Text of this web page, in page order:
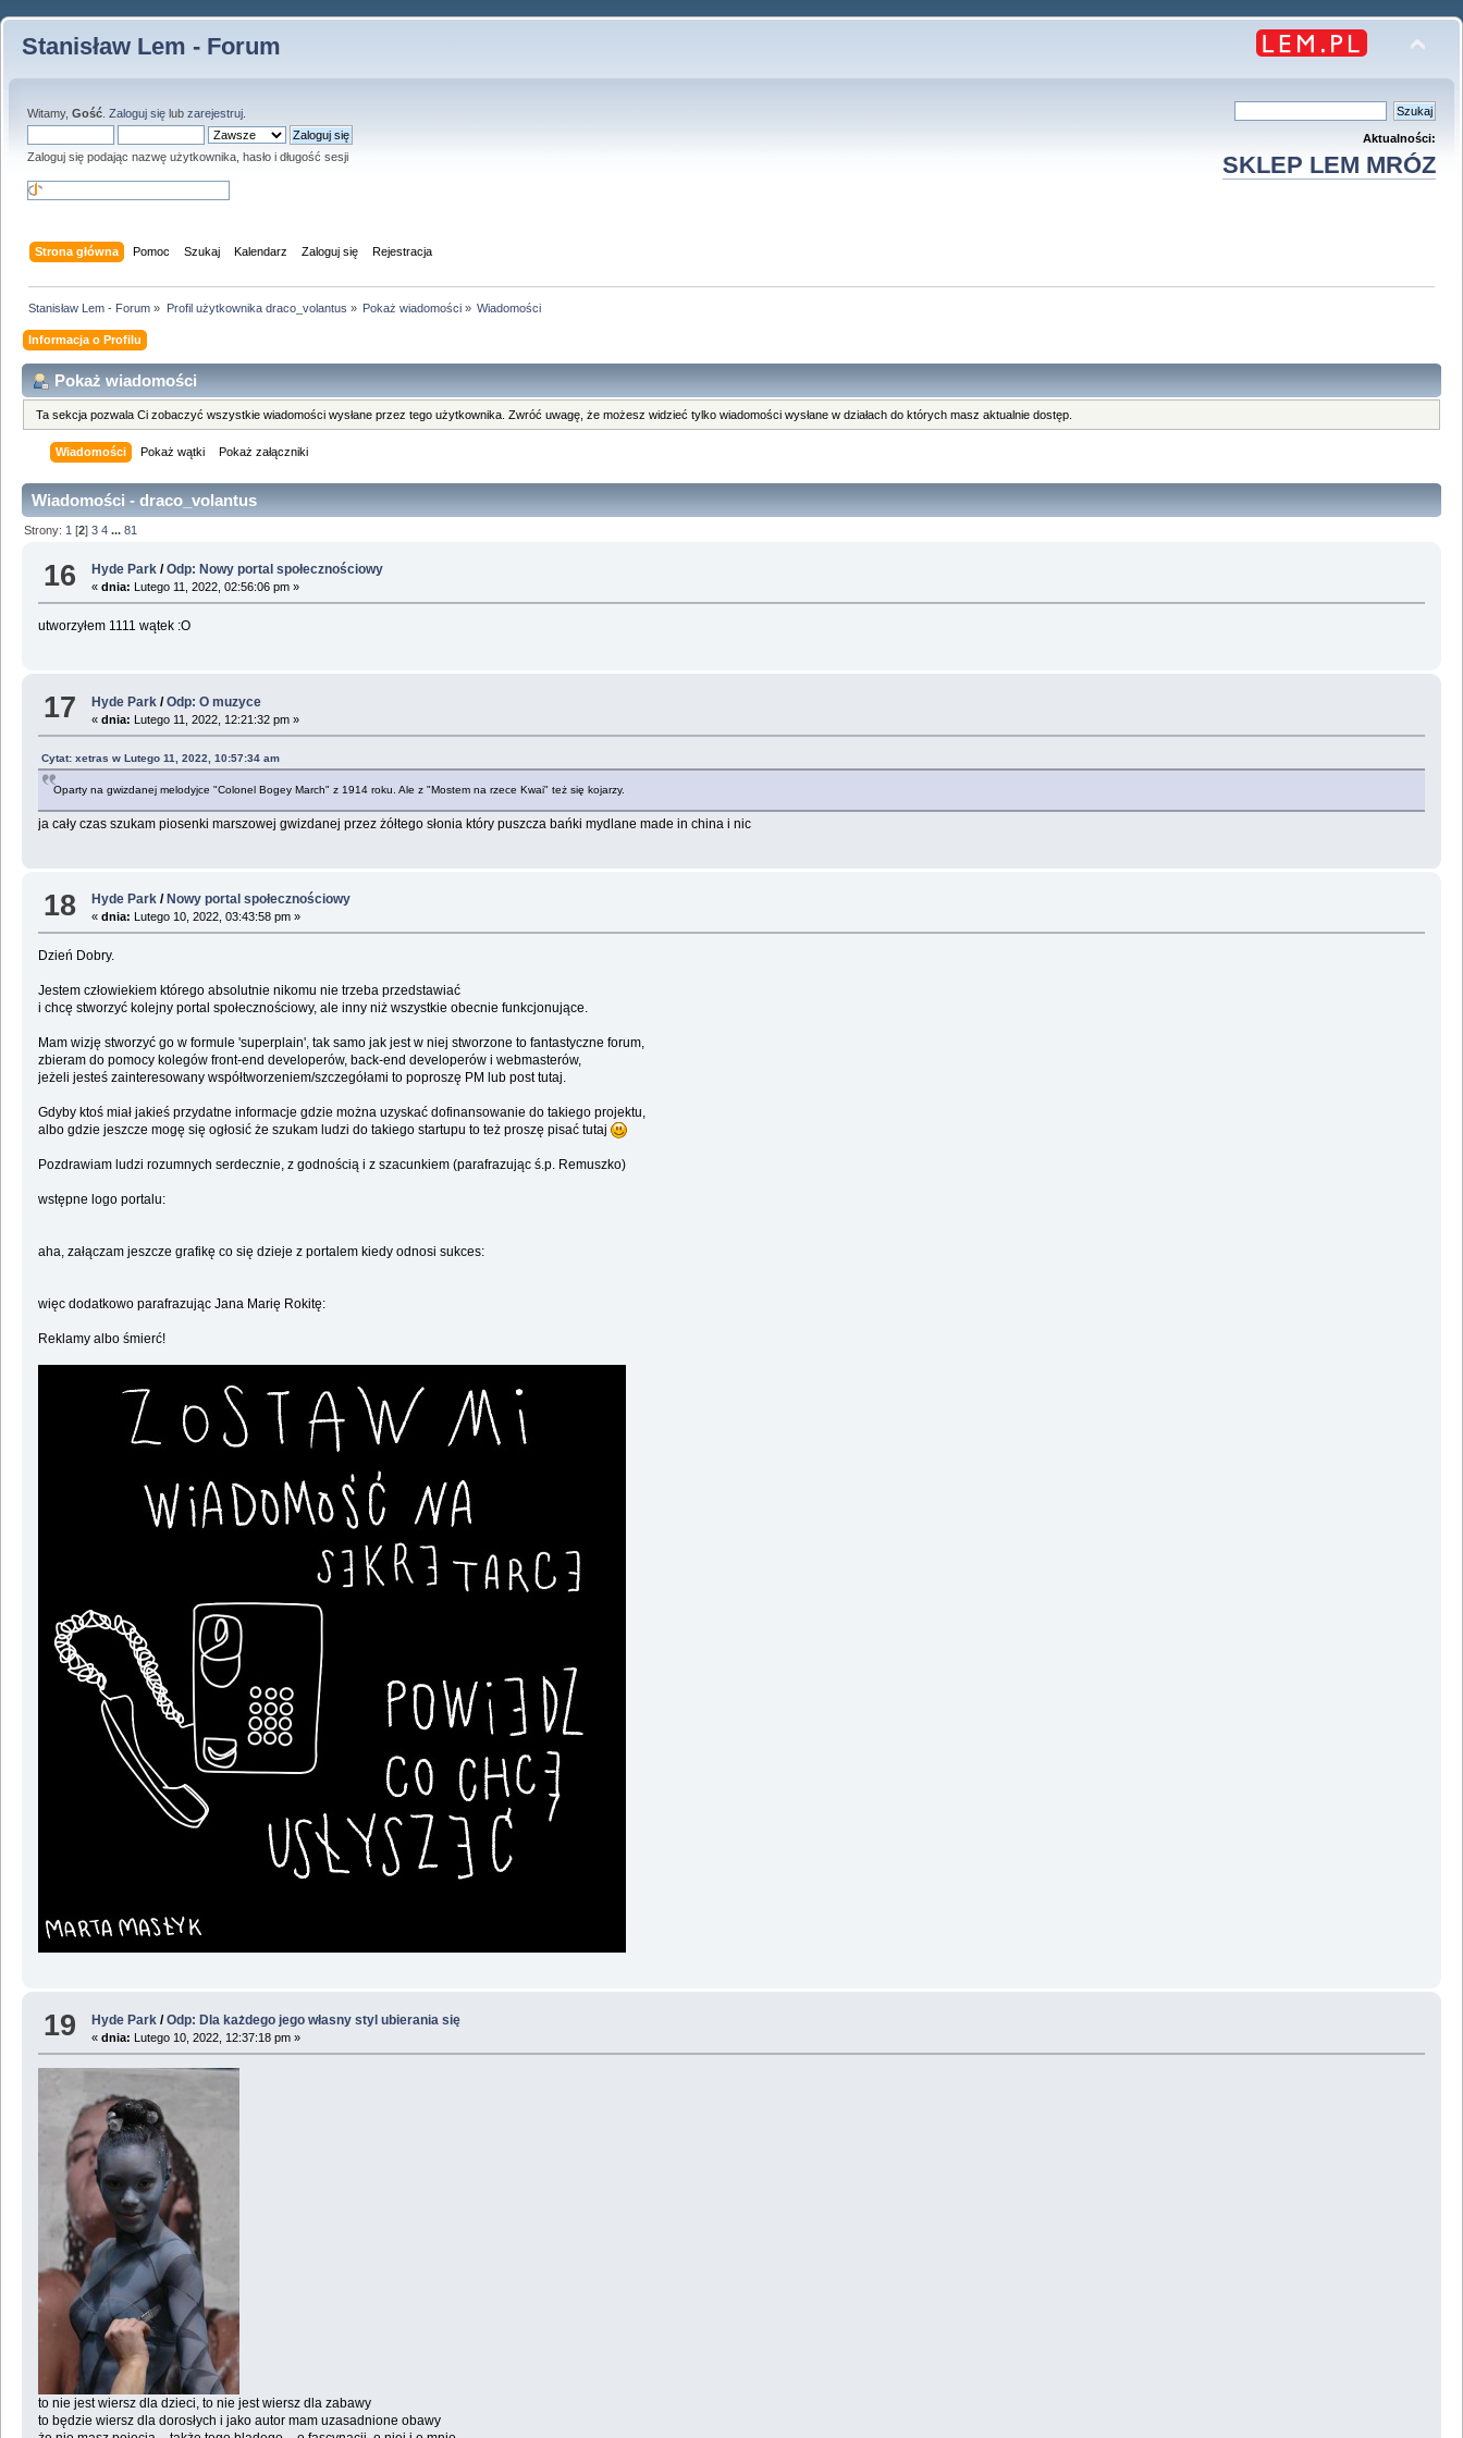
Stanisław Lem - Forum
Witamy, Gość Zaloguj się lub zarejestruj
Zaloguj się podając nazwę użytkownika, hasło i długość sesji
Aktualności:
SKLEP LEM MRÓZ
Strona główna Pomoc Szukaj Kalendarz Zaloguj się Rejestracja
Stanisław Lem - Forum » Profil użytkownika draco_volantus » Pokaż wiadomości» Wiadomości
Informacja o Profilu
Pokaż wiadomości
Ta sekcja pozwala Ci zobaczyć wszystkie wiadomości wysłane przez tego użytkownika. Zwróć uwagę, że możesz widzieć tylko wiadomości wysłane w działach do których masz aktualnie dostęp.
Wiadomości Pokaż wątki Pokaż załączniki
Wiadomości - draco_volantus
Strony: 1 [2]3 4 ...81
16 Hyde Park /Odp: Nowy portal społecznościowy
«dnia: Lutego 11, 2022, 02:56:06 pm »
utworzyłem 1111 wątek :O
17 Hyde Park /Odp: O muzyce
«dnia: Lutego 11, 2022, 12:21:32 pm »
Cytat: xetras w Lutego 11, 2022, 10:57:34 am
Oparty na gwizdanej melodyjce "Colonel Bogey March" z 1914 roku. Ale z "Mostem na rzece Kwai" też się kojarzy.
ja cały czas szukam piosenki marszowej gwizdanej przez żółtego słonia który puszcza bańki mydlane made in china i nic
18 Hyde Park / Nowy portal społecznościowy
«dnia: Lutego 10, 2022, 03:43:58 pm »
Dzień Dobry.
Jestem człowiekiem którego absolutnie nikomu nie trzeba przedstawiać
i chcę stworzyć kolejny portal społecznościowy, ale inny niż wszystkie obecnie funkcjonujące.
Mam wizję stworzyć go w formule 'superplain', tak samo jak jest w niej stworzone to fantastyczne forum,
zbieram do pomocy kolegów front-end developerów, back-end developerów i webmasterów,
jeżeli jesteś zainteresowany współtworzeniem/szczegółami to poproszę PM lub post tutaj.
Gdyby ktoś miał jakieś przydatne informacje gdzie można uzyskać dofinansowanie do takiego projektu,
albo gdzie jeszcze mogę się ogłosić że szukam ludzi do takiego startupu to też proszę pisać tutaj
Pozdrawiam ludzi rozumnych serdecznie, z godnością i z szacunkiem (parafrazując ś.p. Remuszko)
wstępne logo portalu:
aha, załączam jeszcze grafikę co się dzieje z portalem kiedy odnosi sukces:
więc dodatkowo parafrazując Jana Marię Rokitę:
Reklamy albo śmierć!
19 Hyde Park /Odp: Dla każdego jego własny styl ubierania się
«dnia: Lutego 10, 2022, 12:37:18 pm »
to nie jest wiersz dla dzieci, to nie jest wiersz dla zabawy
to będzie wiersz dla dorosłych i jako autor mam uzasadnione obawy